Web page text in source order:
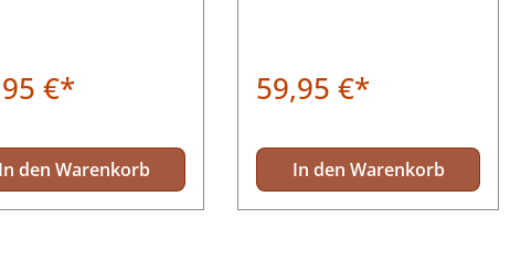
€*
In den Warenkorb
59,95 €*
In den Warenkorb